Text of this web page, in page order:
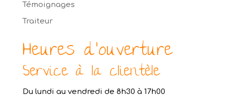
Témoignages
Traiteur
Heures d’ouverture
Service à la clientèle
Du lundi au vendredi de 8h30 à 17h00